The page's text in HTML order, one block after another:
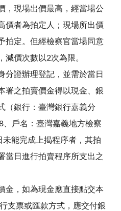
，現場出價最高，經當場公
價者為拍定人；現場所出價
拍定。但經檢察官當場同意
減價次數以2次為限。
分證辦理登記，並需於當日
署之拍賣價金得以現金、銀
（銀行：臺灣銀行嘉義分
戶名：臺灣嘉義地方檢察
能完成上揭程序者，其拍
當日進行拍賣程序所支出之
金，如為現金應直接點交本
支票或匯款方式，應交付銀